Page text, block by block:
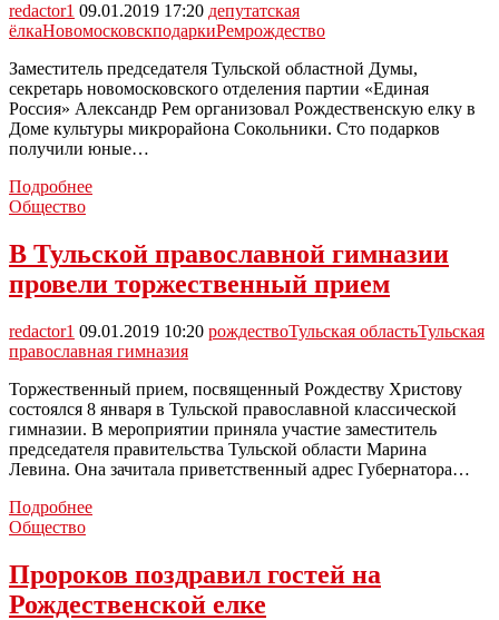
и
крупными
на
Новый
год
и
Рождество
redactor1 09.01.2019 17:20 депутатская
ёлкаНовомосковскподаркиРемрождество
Заместитель председателя Тульской областной Думы,
секретарь новомосковского отделения партии «Единая
Россия» Александр Рем организовал Рождественскую елку в
Доме культуры микрорайона Сокольники. Сто подарков
получили юные…
ПодробнееАлександр
рождественские
подарки
детям
ДК
Сокольников
Общество
В Тульской православной гимназии
провели торжественный прием
redactor1 09.01.2019 10:20 рождествоТульская областьТульская
православная гимназия
Торжественный прием, посвященный Рождеству Христову
состоялся 8 января в Тульской православной классической
гимназии. В мероприятии приняла участие заместитель
председателя правительства Тульской области Марина
Левина. Она зачитала приветственный адрес Губернатора…
ПодробнееВ
провели
торжественный
Общество
Пророков поздравил гостей на
Рождественской елке